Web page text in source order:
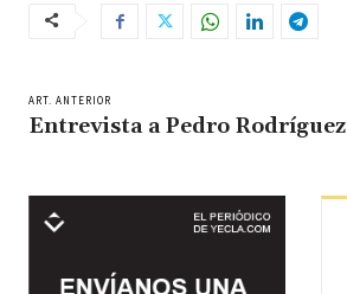
ART. ANTERIOR
Entrevista a Pedro Rodríguez